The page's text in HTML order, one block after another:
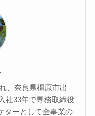
、奈良県橿原市出
社33年で専務取締役
ターとして全事業の